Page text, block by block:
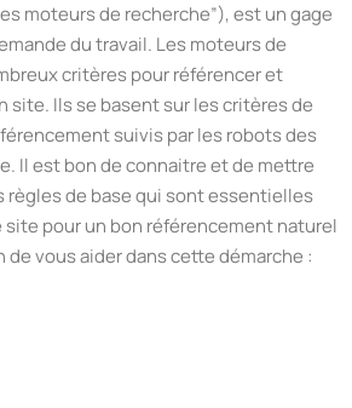
moteurs de recherche”), est un gage
du travail. Les moteurs de
critères pour référencer et
site. Ils se basent sur les critères de
suivis par les robots des
Il est bon de connaitre et de mettre
règles de base qui sont essentielles
site pour un bon référencement naturel
de vous aider dans cette démarche :